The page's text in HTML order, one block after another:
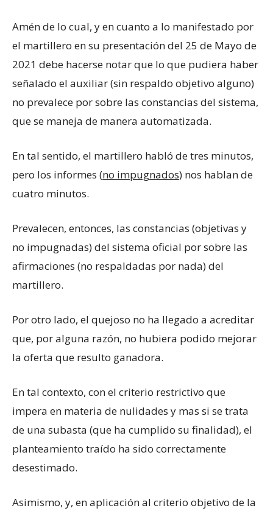
Amén de lo cual, y en cuanto a lo manifestado por
el martillero en su presentación del 25 de Mayo de
2021 debe hacerse notar que lo que pudiera haber
señalado el auxiliar (sin respaldo objetivo alguno)
no prevalece por sobre las constancias del sistema,
que se maneja de manera automatizada.
En tal sentido, el martillero habló de tres minutos,
pero los informes (no impugnados) nos hablan de
cuatro minutos.
Prevalecen, entonces, las constancias (objetivas y
no impugnadas) del sistema oficial por sobre las
afirmaciones (no respaldadas por nada) del
martillero.
Por otro lado, el quejoso no ha llegado a acreditar
que, por alguna razón, no hubiera podido mejorar
la oferta que resulto ganadora.
En tal contexto, con el criterio restrictivo que
impera en materia de nulidades y mas si se trata
de una subasta (que ha cumplido su finalidad), el
planteamiento traído ha sido correctamente
desestimado.
Asimismo, y, en aplicación al criterio objetivo de la